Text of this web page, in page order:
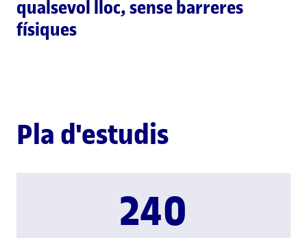
qualsevol lloc, sense barreres
físiques
Pla d'estudis
240